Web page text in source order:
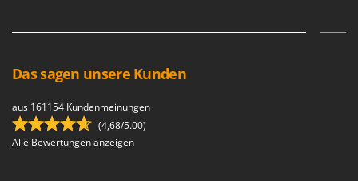
Zubehör für Rasentraktoren
Macom
Macte Ovens
Makita
Das sagen unsere Kunden
aus 161154 Kundenmeinungen
(4,68/5.00)
Alle Bewertungen anzeigen